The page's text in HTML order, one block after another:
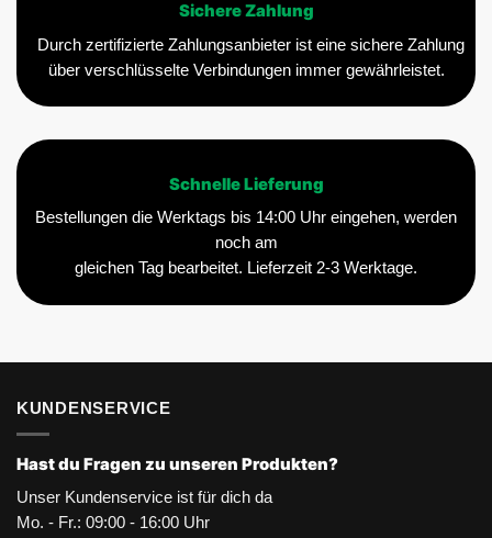
Sichere Zahlung
Durch zertifizierte Zahlungsanbieter ist eine sichere Zahlung
über verschlüsselte Verbindungen immer gewährleistet.
Schnelle Lieferung
Bestellungen die Werktags bis 14:00 Uhr eingehen, werden
noch am
gleichen Tag bearbeitet. Lieferzeit 2-3 Werktage.
KUNDENSERVICE
Hast du Fragen zu unseren Produkten?
Unser Kundenservice ist für dich da
Mo. - Fr.: 09:00 - 16:00 Uhr